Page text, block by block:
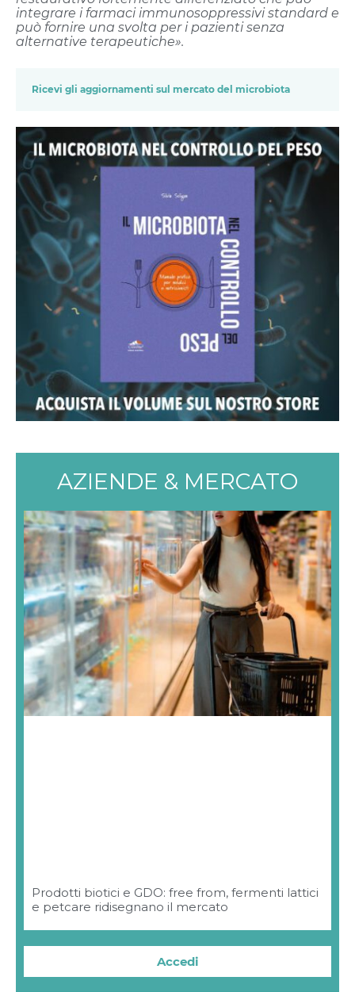
integrare i farmaci immunosoppressivi standard e
può fornire una svolta per i pazienti senza
alternative terapeutiche».
Ricevi gli aggiornamenti sul mercato del microbiota
AZIENDE & MERCATO
Prodotti biotici e GDO: free from, fermenti lattici
e petcare ridisegnano il mercato
Accedi